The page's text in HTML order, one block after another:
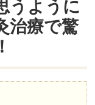
うように
治療で驚